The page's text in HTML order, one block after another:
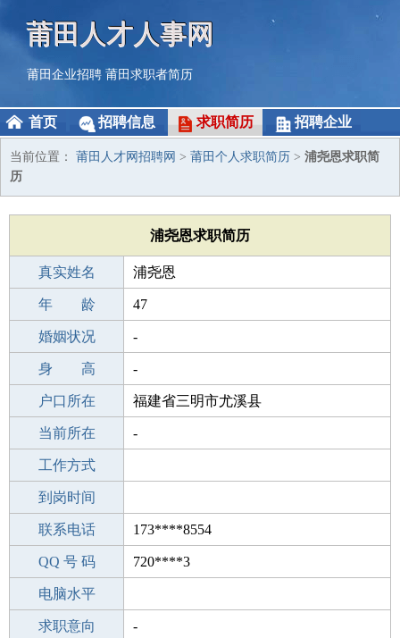
莆田人才人事网
莆田企业招聘 莆田求职者简历
首页 招聘信息 求职简历 招聘企业
当前位置： 莆田人才网招聘网 > 莆田个人求职简历 > 浦尧恩求职简
历
浦尧恩求职简历
真实姓名 浦尧恩
性 别 男
年 龄 47
出生年月 1979-10-30
婚姻状况 -
学 历 高中
身 高 -
毕业学校 永州冷水滩区伊塘镇中学
户口所在 福建省三明市尤溪县
所学专业 -
当前所在 -
工作经验
工作方式
驾 照
到岗时间
期望月薪
联系电话 173****8554
手机号码 173****8554
QQ 号 码 720****3
微信号码
电脑水平
外语水平
求职意向 -